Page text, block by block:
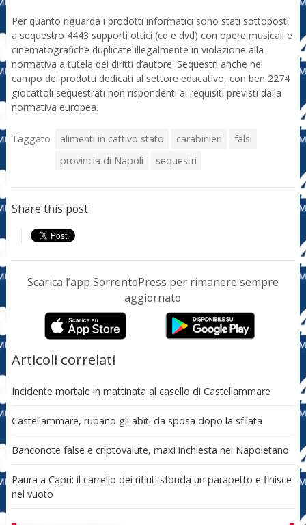
Per quanto riguarda i prodotti informatici sono stati sottoposti
a sequestro 4443 supporti ottici (cd e dvd) con opere musicali e
cinematografiche duplicate illegalmente in violazione alla
normativa a tutela dei diritti d’autore. Sequestri anche nel
campo dei prodotti dedicati al settore educativo, con ben 2274
giocattoli sequestrati non rispondenti ai requisiti previsti dalla
normativa europea.
Taggato alimenti in cattivo stato carabinieri
falsi
provincia di Napoli
sequestri
Share this post
Scarica l’app SorrentoPress per rimanere sempre
aggiornato
Articoli correlati
Incidente mortale in mattinata al casello di Castellammare
Castellammare, rubano gli abiti da sposa dopo la sfilata
Banconote false e criptovalute, maxi inchiesta nel Napoletano
Paura a Capri: il carrello dei rifiuti sfonda un parapetto e finisce
nel vuoto